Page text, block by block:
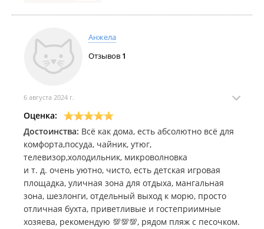
Анжела
Отзывов 1
6 августа 2024 г.
Оценка:
Достоинства: Всё как дома, есть абсолютно всё для
комфорта,посуда, чайник, утюг,
телевизор,холодильник, микроволновка
и т. д. очень уютно, чисто, есть детская игровая
площадка, уличная зона для отдыха, мангальная
зона, шезлонги, отдельный выход к морю, просто
отличная бухта, приветливые и гостеприимные
хозяева, рекомендую 💯💯💯, рядом пляж с песочком.